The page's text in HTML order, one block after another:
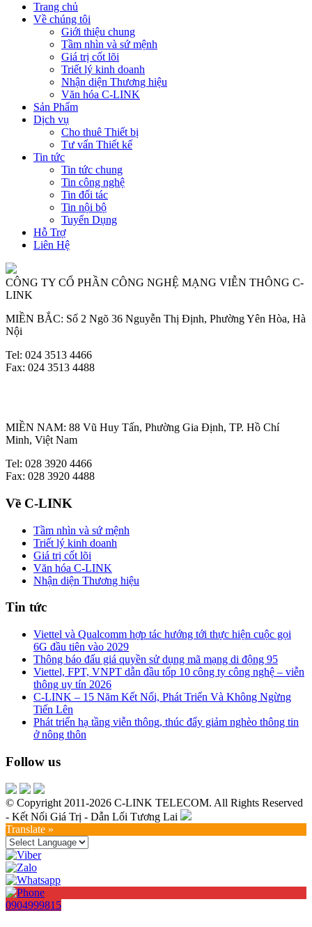
Trang chủ
Về chúng tôi
Giới thiệu chung
Tầm nhìn và sứ mệnh
Giá trị cốt lõi
Triết lý kinh doanh
Nhận diện Thương hiệu
Văn hóa C-LINK
Sản Phẩm
Dịch vụ
Cho thuê Thiết bị
Tư vấn Thiết kế
Tin tức
Tin tức chung
Tin công nghệ
Tin đối tác
Tin nội bộ
Tuyển Dụng
Hỗ Trợ
Liên Hệ
CÔNG TY CỔ PHẦN CÔNG NGHỆ MẠNG VIỄN THÔNG C-
LINK
MIỀN BẮC: Số 2 Ngõ 36 Nguyễn Thị Định, Phường Yên Hòa, Hà
Nội
Tel: 024 3513 4466
Fax: 024 3513 4488
MIỀN NAM: 88 Vũ Huy Tấn, Phường Gia Định, TP. Hồ Chí
Minh, Việt Nam
Tel: 028 3920 4466
Fax: 028 3920 4488
Về C-LINK
Tầm nhìn và sứ mệnh
Triết lý kinh doanh
Giá trị cốt lõi
Văn hóa C-LINK
Nhận diện Thương hiệu
Tin tức
Viettel và Qualcomm hợp tác hướng tới thực hiện cuộc gọi
6G đầu tiên vào 2029
Thông báo đấu giá quyền sử dụng mã mạng di động 95
Viettel, FPT, VNPT dẫn đầu tốp 10 công ty công nghệ – viễn
thông uy tín 2026
C-LINK – 15 Năm Kết Nối, Phát Triển Và Không Ngừng
Tiến Lên
Phát triển hạ tầng viễn thông, thúc đẩy giảm nghèo thông tin
ở nông thôn
Follow us
© Copyright 2011-2026 C-LINK TELECOM. All Rights Reserved
- Kết Nối Giá Trị - Dẫn Lối Tương Lai
Translate »
0904999815